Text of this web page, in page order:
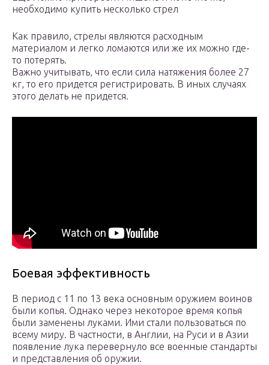
необходимо купить несколько стрел
Как правило, стрелы являются расходным
материалом и легко ломаются или же их можно где-
то потерять.
Важно учитывать, что если сила натяжения более 27
кг, то его придется регистрировать. В иных случаях
этого делать не придется.
Боевая эффективность
В период с 11 по 13 века основным оружием воинов
были копья. Однако через некоторое время копья
были заменены луками. Ими стали пользоваться по
всему миру. В частности, в Англии, на Руси и в Азии
появление лука перевернуло все военные стандарты
и представления об оружии.